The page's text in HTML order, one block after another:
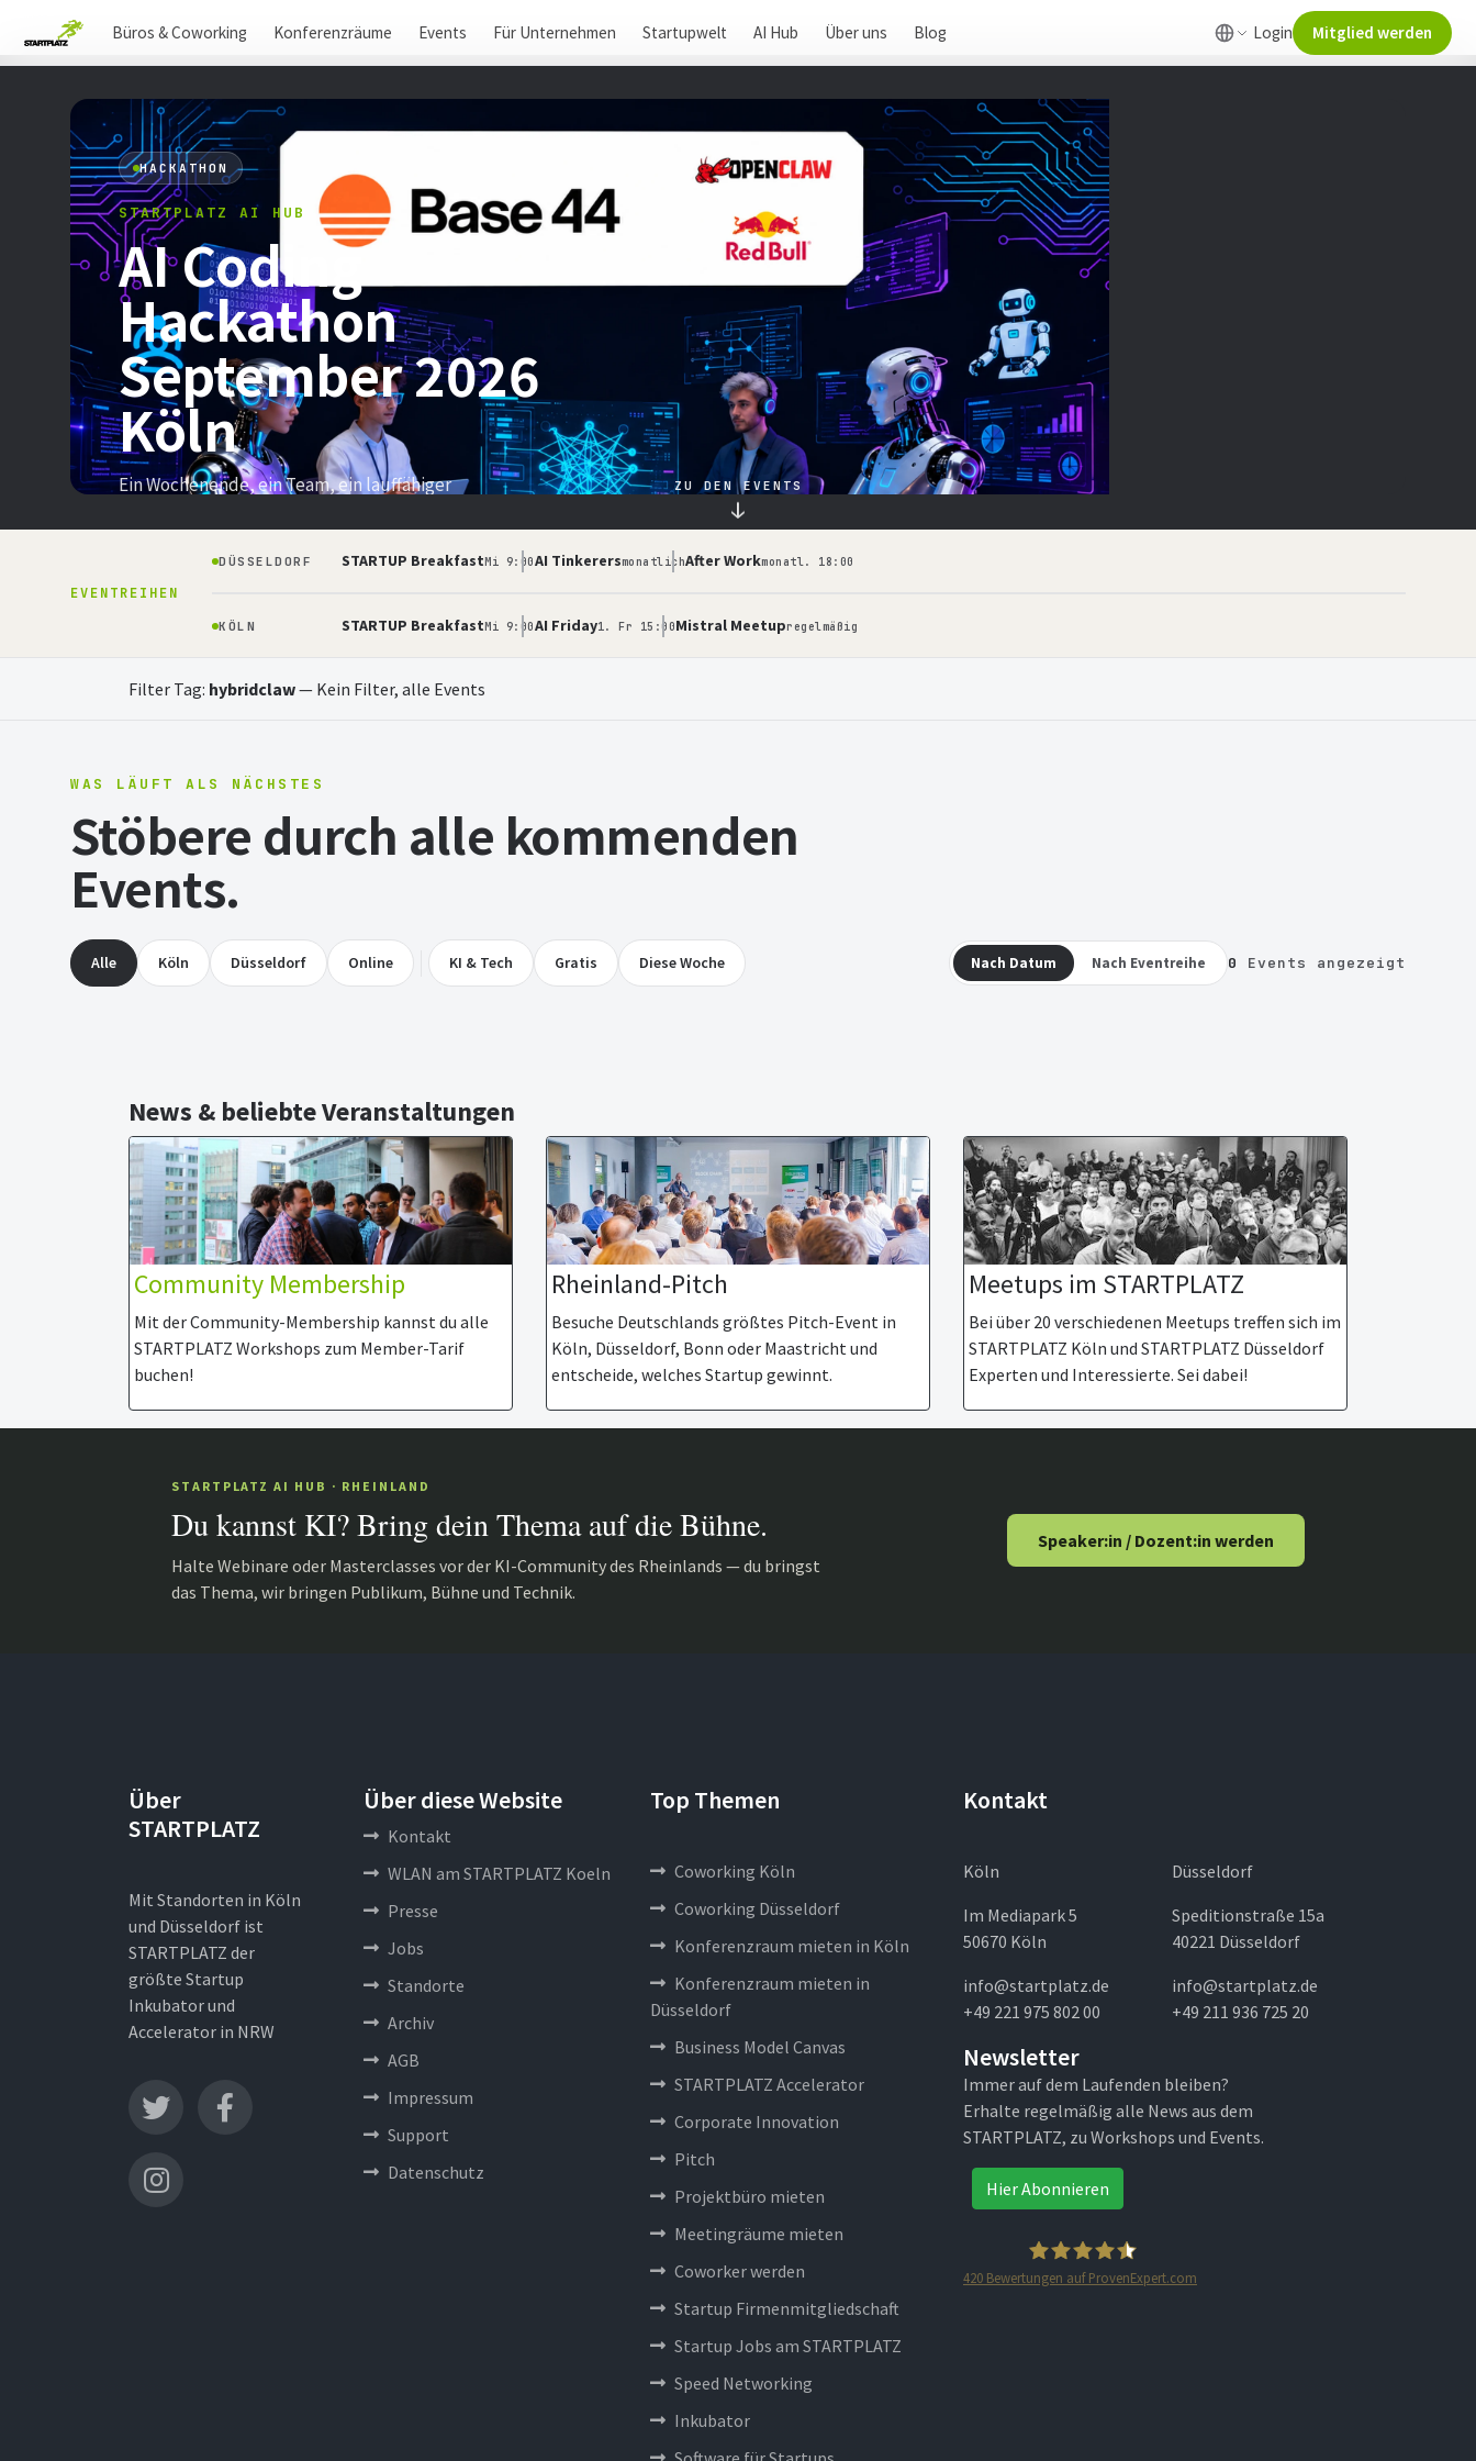
Büros & Coworking Konferenzräume Events Für Unternehmen Startupwelt AI Hub Über uns Blog Login Mitglied werden
HACKATHON
STARTPLATZ AI HUB
AI Coding
Hackathon
September 2026
Köln
Ein Wochenende, ein Team, ein lauffähiger
04.09.2026 16:30 STARTPLATZ Köln Eintritt frei
Jetzt anmelden Mehr erfahren
ZU DEN EVENTS
↓
EVENTREIHEN
DÜSSELDORF STARTUP BreakfastMi 9:00AI TinkerersmonatlichAfter Workmonatl. 18:00
KÖLN STARTUP BreakfastMi 9:00AI Friday1. Fr 15:00Mistral Meetupregelmäßig
Filter Tag: hybridclaw— Kein Filter, alle Events
WAS LÄUFT ALS NÄCHSTES
Stöbere durch alle kommenden
Events.
Alle Köln Düsseldorf Online KI & Tech Gratis Diese Woche Nach Datum Nach Eventreihe 0 Events angezeigt
News & beliebte Veranstaltungen
Community Membership
Mit der Community-Membership kannst du alle
STARTPLATZ Workshops zum Member-Tarif
buchen!
Rheinland-Pitch
Besuche Deutschlands größtes Pitch-Event in
Köln, Düsseldorf, Bonn oder Maastricht und
entscheide, welches Startup gewinnt.
Meetups im STARTPLATZ
Bei über 20 verschiedenen Meetups treffen sich im
STARTPLATZ Köln und STARTPLATZ Düsseldorf
Experten und Interessierte. Sei dabei!
STARTPLATZ AI HUB · RHEINLAND
Du kannst KI? Bring dein Thema auf die Bühne.
Halte Webinare oder Masterclasses vor der KI-Community des Rheinlands — du bringst
das Thema, wir bringen Publikum, Bühne und Technik.
Speaker:in / Dozent:in werden
Über
STARTPLATZ
Mit Standorten in Köln
und Düsseldorf ist
STARTPLATZ der
größte Startup
Inkubator und
Accelerator in NRW
Über diese Website
Kontakt
WLAN am STARTPLATZ Koeln
Presse
Jobs
Standorte
Archiv
AGB
Impressum
Support
Datenschutz
Top Themen
Coworking Köln
Coworking Düsseldorf
Konferenzraum mieten in Köln
Konferenzraum mieten in
Düsseldorf
Business Model Canvas
STARTPLATZ Accelerator
Corporate Innovation
Pitch
Projektbüro mieten
Meetingräume mieten
Coworker werden
Startup Firmenmitgliedschaft
Startup Jobs am STARTPLATZ
Speed Networking
Inkubator
Kontakt
Köln
Im Mediapark 5
50670 Köln
info@startplatz.de
+49 221 975 802 00
Düsseldorf
Speditionstraße 15a
40221 Düsseldorf
info@startplatz.de
+49 211 936 725 20
Newsletter
Immer auf dem Laufenden bleiben?
Erhalte regelmäßig alle News aus dem
STARTPLATZ, zu Workshops und Events.
Hier Abonnieren
420 Bewertungen auf ProvenExpert.com